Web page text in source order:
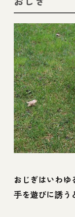
おじぎはいわゆ
手を遊びに誘う